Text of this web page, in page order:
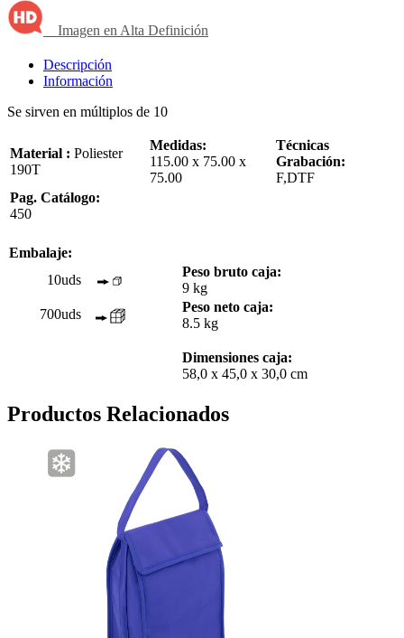
Imagen en Alta Definición
Descripción
Información
Se sirven en múltiplos de 10
Material : Poliester
190T
Medidas:
115.00 x 75.00 x
75.00
Técnicas
Grabación:
F,DTF
Pag. Catálogo:
450
Embalaje:
10uds
Peso bruto caja:
9 kg
700uds
Peso neto caja:
8.5 kg
Dimensiones caja:
58,0 x 45,0 x 30,0 cm
Productos Relacionados